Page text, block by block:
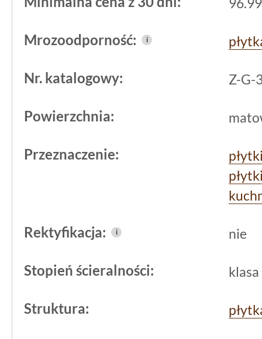
trudnych zimowych warunkach, co
zewnątrz.
Mrozoodporność: i
Nr. katalogowy: Z-G-
Powierzchnia:
Przeznaczenie:
Rektyfikacja: i nie
Stopień ścieralności: klasa
Struktura: